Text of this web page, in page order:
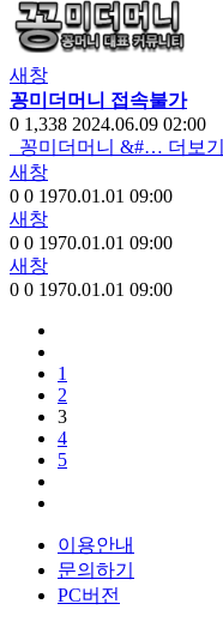
새창
꽁미더머니 접속불가
0 1,338 2024.06.09 02:00
꽁미더머니 &#… 더보기
새창
0 0 1970.01.01 09:00
새창
0 0 1970.01.01 09:00
새창
0 0 1970.01.01 09:00
1
2
3
4
5
이용안내
문의하기
PC버전